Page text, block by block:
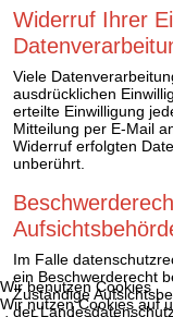
Widerruf Ihrer
Viele
ausdrücklichen
erteilte Einwilligung
Mitteilung per E-Mail
Widerruf erfolgten
unberührt.
Im Falle
ein Beschwerderecht
Zuständige
der
Wir benutzen Cookies
Wir nutzen Cookies auf